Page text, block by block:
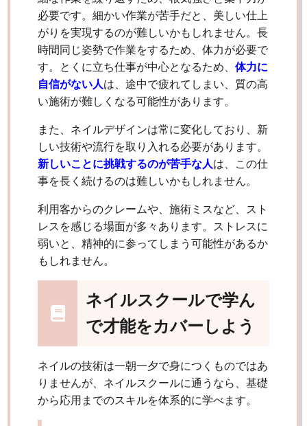
必要です。細かい作業が苦手だと、美しい仕上
がりを実現するのが難しいかもしれません。長
時間同じ姿勢で作業をするため、体力が必要で
す。とくに立ち仕事が中心となるため、体力に
自信がない人は、途中で疲れてしまい、質の高
い施術が難しくなる可能性があります。
また、ネイルデザインは常に変化しており、新
しい技術や流行を取り入れる必要があります。
新しいことに挑戦するのが苦手な人は、この仕
事を長く続けるのは難しいかもしれません。
利用客からのクレームや、施術ミスなど、スト
レスを感じる場面が多々あります。ストレスに
弱いと、精神的に参ってしまう可能性があるか
もしれません。
ネイルスクールで学ん
で才能をカバーしよう
ネイルの技術は一朝一夕で身につくものではあ
りませんが、ネイルスクールに通うなら、基礎
から応用までのスキルを体系的に学べます。